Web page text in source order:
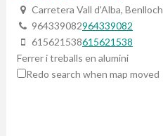
Carretera Vall d'Alba, Benlloch
964339082964339082
615621538615621538
Ferrer i treballs en alumini
Redo search when map moved